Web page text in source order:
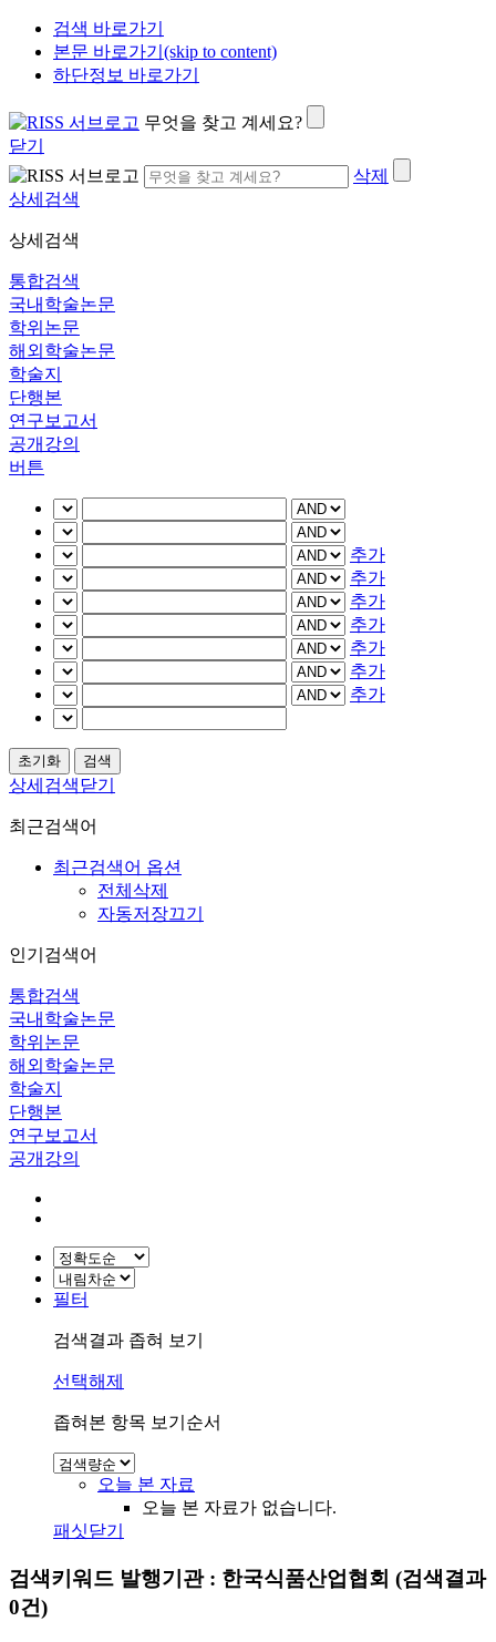
검색 바로가기
본문 바로가기(skip to content)
하단정보 바로가기
무엇을 찾고 계세요?
닫기
삭제
상세검색
상세검색
통합검색
국내학술논문
학위논문
해외학술논문
학술지
단행본
연구보고서
공개강의
버튼
추가
추가
추가
추가
추가
추가
추가
상세검색닫기
최근검색어
최근검색어 옵션
전체삭제
자동저장끄기
인기검색어
통합검색
국내학술논문
학위논문
해외학술논문
학술지
단행본
연구보고서
공개강의
필터
검색결과 좁혀 보기
선택해제
좁혀본 항목 보기순서
오늘 본 자료
오늘 본 자료가 없습니다.
패싯닫기
검색키워드 발행기관 : 한국식품산업협회 (검색결과
0건)